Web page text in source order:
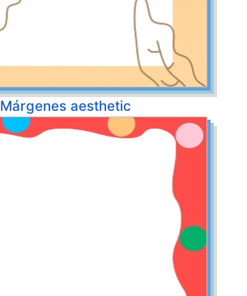
Márgenes aesthetic